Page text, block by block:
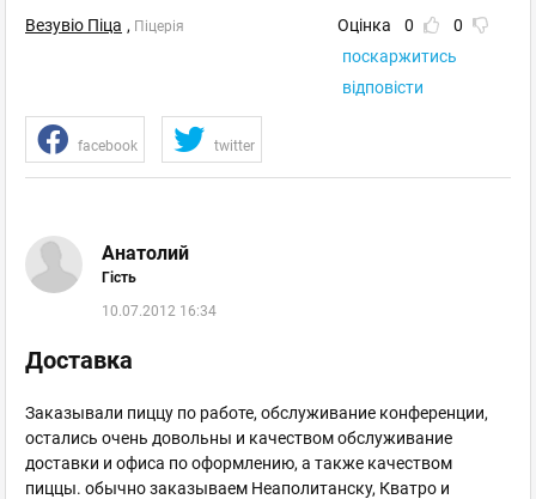
Везувіо Піца , Піцерія Оцінка 0
0
поскаржитись
відповісти
facebook twitter
Анатолий
Гість
10.07.2012 16:34
Доставка
Заказывали пиццу по работе, обслуживание конференции,
остались очень довольны и качеством обслуживание
доставки и офиса по оформлению, а также качеством
пиццы. обычно заказываем Неаполитанску, Кватро и